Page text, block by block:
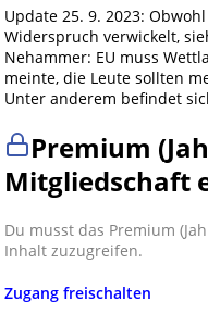
Update 25. 9. 2023:
Widerspruch verwickelt,
Nehammer: EU muss
meinte, die Leute sollten
Unter anderem befindet
Premium
Mitgliedschaft
Du musst das Premium
Inhalt zuzugreifen.
Zugang freischalten